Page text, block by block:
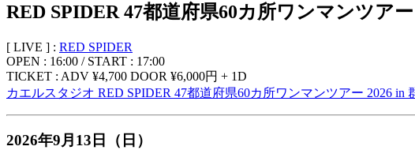
RED SPIDER 47都道府県60カ所ワンマンツア
[ LIVE ] : RED SPIDER
OPEN : 16:00 / START : 17:00
TICKET : ADV ¥4,700 DOOR ¥6,000円 + 1D
カエルスタジオ RED SPIDER 47都道府県60カ所ワンマンツアー 2026 in
2026年9月13日（日）